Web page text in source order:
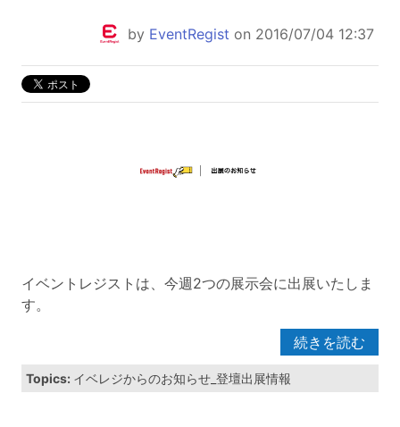
by EventRegist on 2016/07/04 12:37
イベントレジストは、今週2つの展示会に出展いたしま
す。
続きを読む
Topics: イベレジからのお知らせ_登壇出展情報